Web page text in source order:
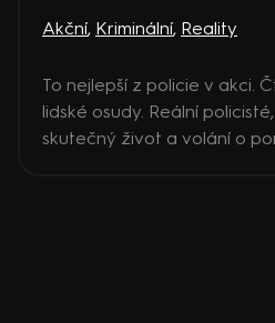
Akční, Kriminální, Reality
To nejlepší z policie v akci.
lidské osudy. Reální
skutečný život a volání o